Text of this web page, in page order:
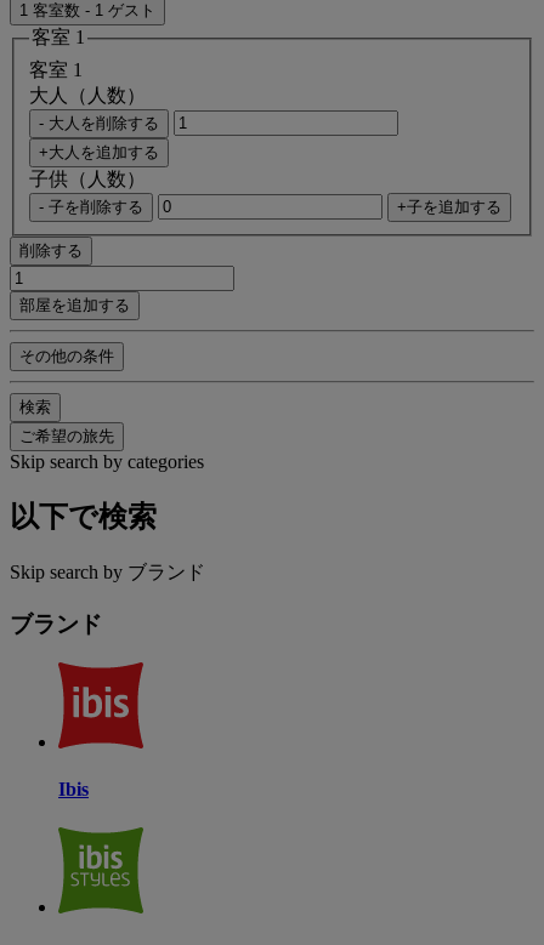
1 客室数 - 1 ゲスト
客室 1
客室 1
大人（人数）
- 大人を削除する
+大人を追加する
子供（人数）
- 子を削除する +子を追加する
削除する
部屋を追加する
その他の条件
検索
ご希望の旅先
Skip search by categories
以下で検索
Skip search by ブランド
ブランド
Ibis